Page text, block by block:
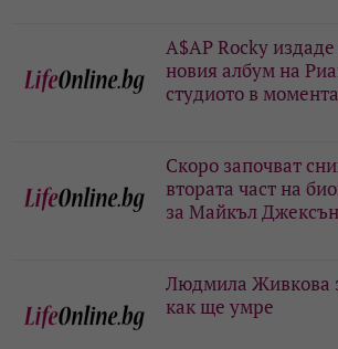
A$AP Rocky
новия албум на
студиото в
Скоро започват
втората част на
за Майкъл Джексън
Людмила Живкова
как ще умре